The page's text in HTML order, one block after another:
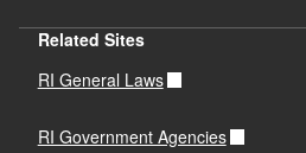
Related Sites
RI General Laws
RI Government Agencies